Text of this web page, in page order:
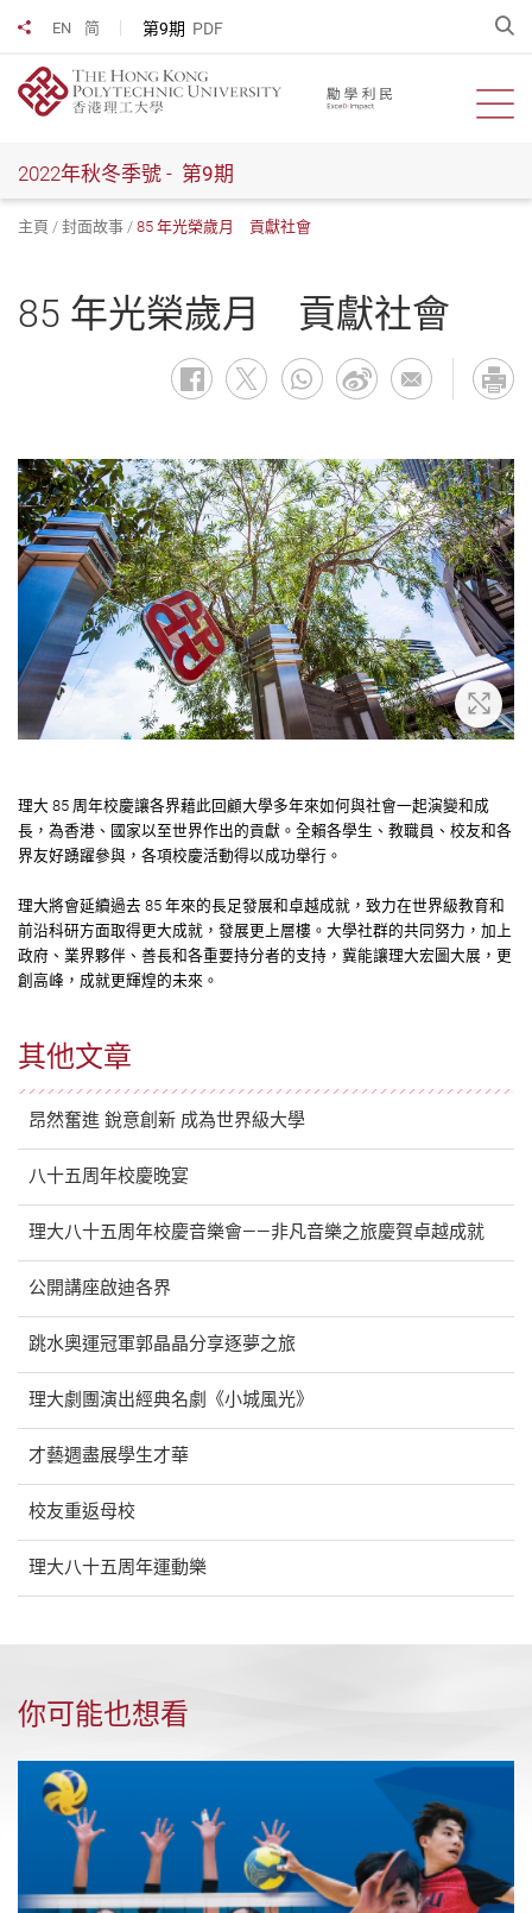
EN 简 第9期 PDF
分享到
開
2022年秋冬季號 - 第9期
主頁 封面故事 85 年光榮歲月 貢獻社會
85 年光榮歲月 貢獻社會
其他文章
昂然奮進 銳意創新 成為世界級大學
八十五周年校慶晚宴
理大八十五周年校慶音樂會——非凡音樂之旅慶賀卓越成就
公開講座啟迪各界
跳水奧運冠軍郭晶晶分享逐夢之旅
理大劇團演出經典名劇《小城風光》
才藝週盡展學生才華
校友重返母校
理大八十五周年運動樂
放大
理大 85 周年校慶讓各界藉此回顧大學多年來如何與社會一起演變和成
長，為香港、國家以至世界作出的貢獻。全賴各學生、教職員、校友和各
界友好踴躍參與，各項校慶活動得以成功舉行。
理大將會延續過去 85 年來的長足發展和卓越成就，致力在世界級教育和
前沿科研方面取得更大成就，發展更上層樓。大學社群的共同努力，加上
政府、業界夥伴、善長和各重要持分者的支持，冀能讓理大宏圖大展，更
創高峰，成就更輝煌的未來。
你可能也想看